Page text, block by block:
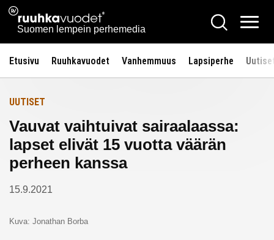
Siirry
sisältöön
Ruuhkavuodet.fi
Suomen lempein perhemedia
Hae
Etusivu Ruuhkavuodet Vanhemmuus Lapsiperhe
Etusivulle
UUTISET
Vauvat vaihtuivat sairaalaassa:
lapset elivät 15 vuotta väärän
perheen kanssa
15.9.2021
Kuva: Jonathan Borba